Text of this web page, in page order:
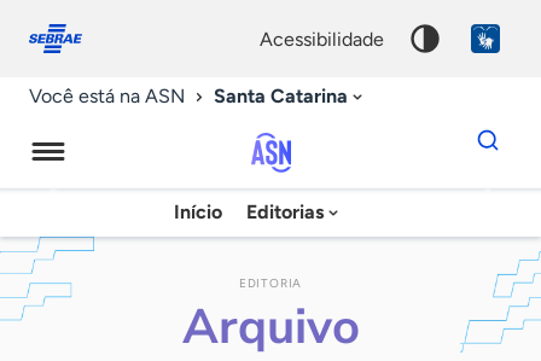
conosco
acessibilidade
Você está na ASN Santa Catarina
Agência
Sebrae
de
Notícias
Início Editorias
Dados
para
chave
EDITORIA
Arquivo